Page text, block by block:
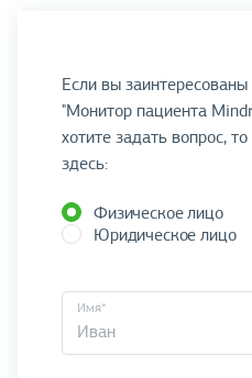
Если вы
"Монитор пациента
хотите задать вопрос,
здесь:
Физическое лицо
Юридическое лицо
Имя*